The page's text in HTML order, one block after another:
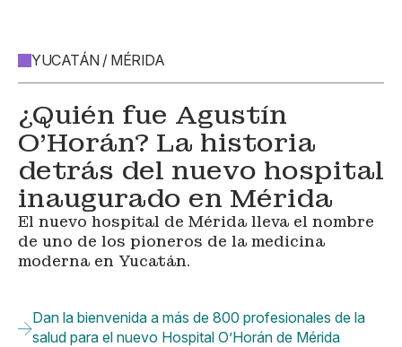
YUCATÁN / MÉRIDA
¿Quién fue Agustín
O’Horán? La historia
detrás del nuevo hospital
inaugurado en Mérida
El nuevo hospital de Mérida lleva el nombre
de uno de los pioneros de la medicina
moderna en Yucatán.
Dan la bienvenida a más de 800 profesionales de la
salud para el nuevo Hospital O’Horán de Mérida